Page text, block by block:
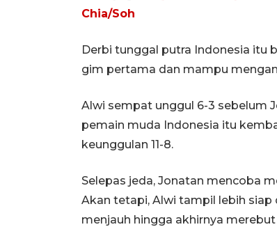
Chia/Soh
Derbi tunggal putra Indonesia itu
gim pertama dan mampu
Alwi sempat unggul 6-3 sebelum
pemain muda Indonesia itu
keunggulan 11-8.
Selepas jeda, Jonatan mencoba
Akan tetapi, Alwi tampil lebih
menjauh hingga akhirnya merebut